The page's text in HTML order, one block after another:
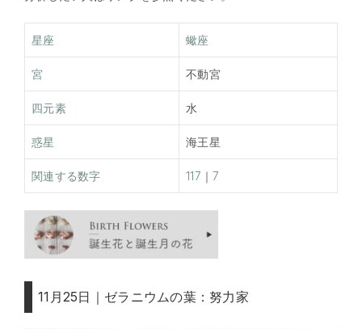
星座 蠍座
宮 不動宮
四元素 水
惑星 海王星
関連する数字 117 ｜7
11月25日｜ゼラニウムの葉：努力家